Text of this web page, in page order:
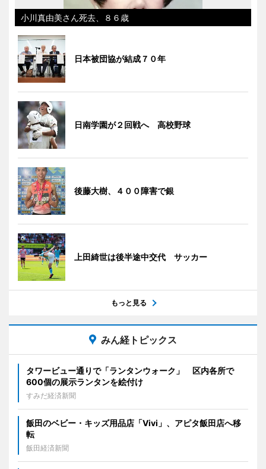
小川真由美さん死去、８６歳
日本被団協が結成７０年
日南学園が２回戦へ 高校野球
後藤大樹、４００障害で銀
上田綺世は後半途中交代 サッカー
もっと見る
みん経トピックス
タワービュー通りで「ランタンウォーク」 区内各所で
600個の展示ランタンを絵付け
すみだ経済新聞
飯田のベビー・キッズ用品店「Vivi」、アピタ飯田店へ移
転
飯田経済新聞